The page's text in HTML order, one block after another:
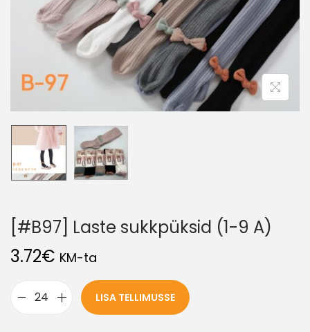
[#B97] Laste sukkpüksid (1-9 A)
3.72€ KM-ta
LISA TELLIMUSSE